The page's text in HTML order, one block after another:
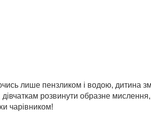
лише пензликом і водою, дитина
розвинути образне
чарівником!